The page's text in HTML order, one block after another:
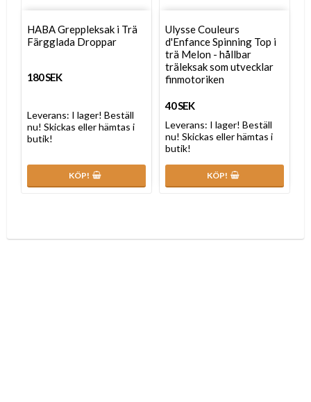
HABA Greppleksak i Trä
Färgglada Droppar
180 SEK
Leverans: I lager! Beställ
nu! Skickas eller hämtas i
butik!
KÖP!
Ulysse Couleurs
d'Enfance Spinning Top i
trä Melon - hållbar
träleksak som utvecklar
finmotoriken
40 SEK
Leverans: I lager! Beställ
nu! Skickas eller hämtas i
butik!
KÖP!